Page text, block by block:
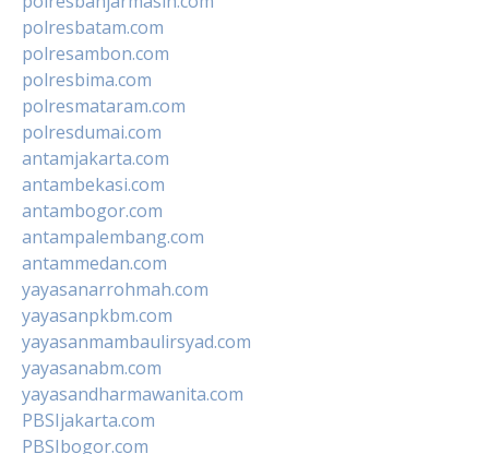
polresbatam.com
polresambon.com
polresbima.com
polresmataram.com
polresdumai.com
antamjakarta.com
antambekasi.com
antambogor.com
antampalembang.com
antammedan.com
yayasanarrohmah.com
yayasanpkbm.com
yayasanmambaulirsyad.com
yayasanabm.com
yayasandharmawanita.com
PBSIjakarta.com
PBSIbogor.com